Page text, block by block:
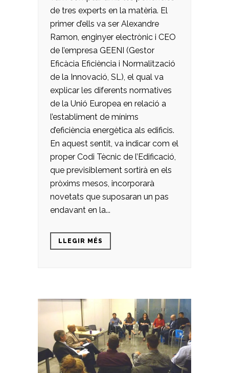
de tres experts en la matèria. El
primer d’ells va ser Alexandre
Ramon, enginyer electrònic i CEO
de l’empresa GEENI (Gestor
Eficàcia Eficiència i Normalització
de la Innovació, SL), el qual va
explicar les diferents normatives
de la Unió Europea en relació a
l’establiment de mínims
d’eficiència energètica als edificis.
En aquest sentit, va indicar com el
proper Codi Tècnic de l’Edificació,
que previsiblement sortirà en els
pròxims mesos, incorporarà
novetats que suposaran un pas
endavant en la...
LLEGIR MÉS